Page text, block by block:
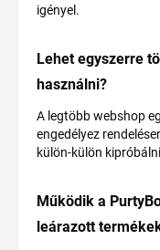
igényel.
Lehet egyszerre
használni?
A legtöbb webshop
engedélyez
külön-külön
Működik a
leárazott